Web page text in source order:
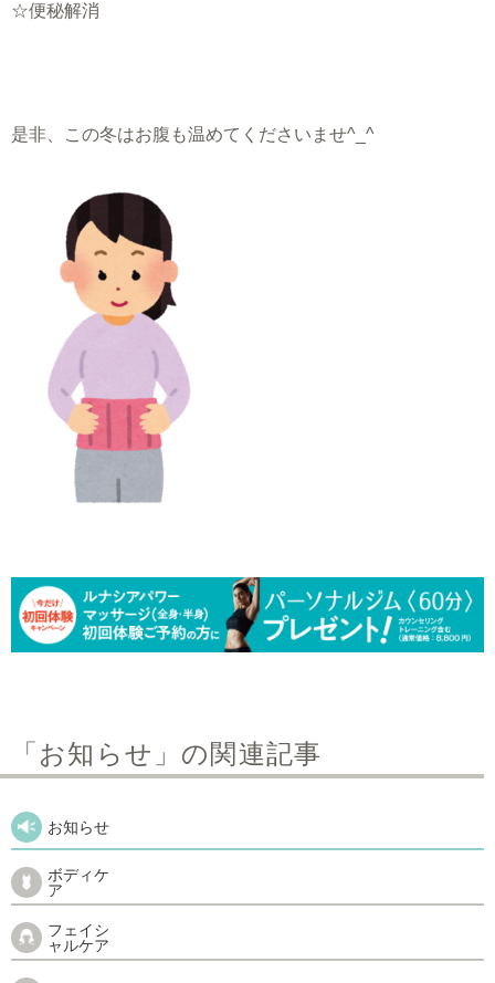
☆便秘解消
是非、この冬はお腹も温めてくださいませ^_^
「お知らせ」の関連記事
お知らせ
ボディケ
ア
フェイシ
ャルケア